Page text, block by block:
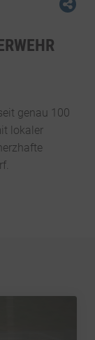
genau 100
lokaler